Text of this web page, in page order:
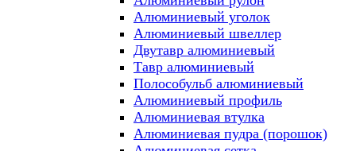
Алюминиевый уголок
Алюминиевый швеллер
Двутавр алюминиевый
Тавр алюминиевый
Полособульб алюминиевый
Алюминиевый профиль
Алюминиевая втулка
Алюминиевая пудра (порошок)